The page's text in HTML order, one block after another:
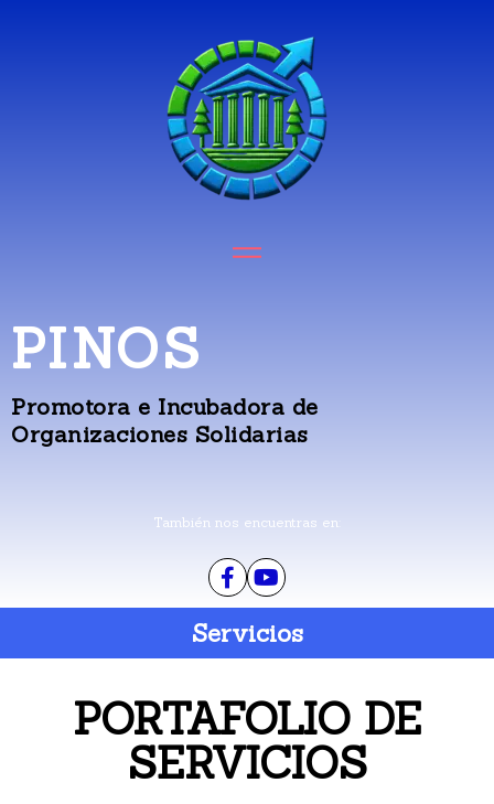
PINOS
Promotora e Incubadora de
Organizaciones Solidarias
También nos encuentras en:
Servicios
PORTAFOLIO DE
SERVICIOS